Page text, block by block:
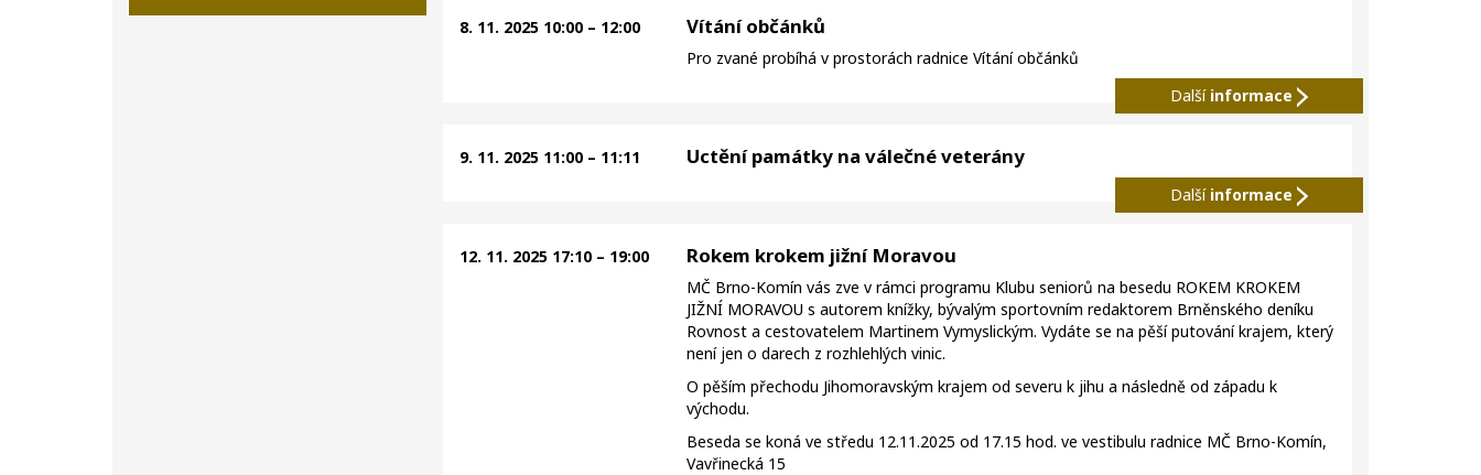
8. 11. 2025 10:00 – 12:00 Vítání občánků
Pro zvané probíhá v prostorách radnice Vítání občánků
Další informace
9. 11. 2025 11:00 – 11:11 Uctění památky na válečné veterány
Další informace
12. 11. 2025 17:10 – 19:00 Rokem krokem jižní Moravou
MČ Brno-Komín vás zve v rámci programu Klubu seniorů na besedu ROKEM KROKEM
JIŽNÍ MORAVOU s autorem knížky, bývalým sportovním redaktorem Brněnského deníku
Rovnost a cestovatelem Martinem Vymyslickým. Vydáte se na pěší putování krajem, který
není jen o darech z rozhlehlých vinic.
O pěším přechodu Jihomoravským krajem od severu k jihu a následně od západu k
východu.
Beseda se koná ve středu 12.11.2025 od 17.15 hod. ve vestibulu radnice MČ Brno-Komín,
Vavřinecká 15